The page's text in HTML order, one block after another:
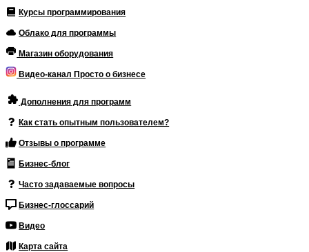
Курсы программирования
Облако для программы
Магазин оборудования
Видео-канал Просто о бизнесе
Дополнения для программ
Как стать опытным пользователем?
Отзывы о программе
Бизнес-блог
Часто задаваемые вопросы
Бизнес-глоссарий
Видео
Карта сайта